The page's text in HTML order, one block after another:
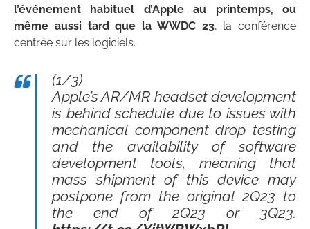
l’événement habituel d’Apple au printemps, ou
même aussi tard que la WWDC 23, la conférence
centrée sur les logiciels.
(1/3)
Apple’s AR/MR headset development
is behind schedule due to issues with
mechanical component drop testing
and the availability of software
development tools, meaning that
mass shipment of this device may
postpone from the original 2Q23 to
the end of 2Q23 or 3Q23.